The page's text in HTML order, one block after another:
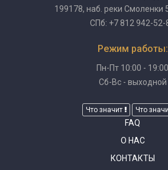
199178, наб. реки Смоленки
СПб: +7 812 942-52-
Режим работы:
Пн-Пт 10:00 - 19:00
Сб-Вс - выходной
Что значит Что
FAQ
О НАС
КОНТАКТЫ